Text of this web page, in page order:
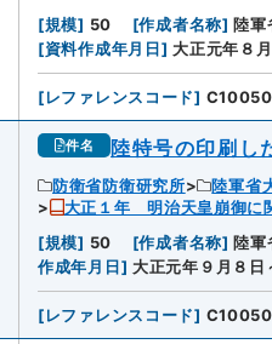
[規模] 50 [作成者名称] 陸軍
[資料作成年月日] 大正元年８
[レファレンスコード]
件名 陸特号の印刷し
防衛省防衛研究所 陸軍省
大正１年 明治天皇崩御に
[規模] 50 [作成者名称] 陸軍
作成年月日] 大正元年９月８日
[レファレンスコード]